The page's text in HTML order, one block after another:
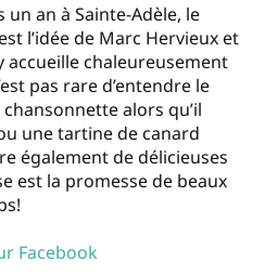
an à Sainte-Adèle, le
l’idée de Marc Hervieux et
accueille chaleureusement
pas rare d’entendre le
alors qu’il
une tartine de canard
également de délicieuses
est la promesse de beaux
Facebook